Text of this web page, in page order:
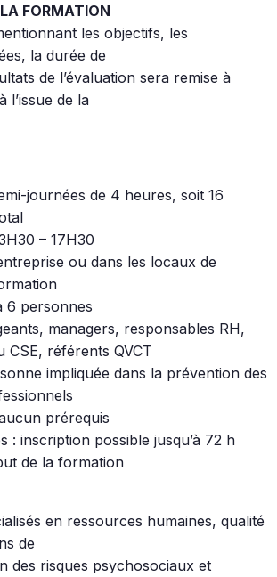
FORMATION
les objectifs, les
la durée de
de l’évaluation sera remise à
l’issue de la
journées de 4 heures, soit 16
– 17H30
ou dans les locaux de
6 personnes
managers, responsables RH,
CSE, référents QVCT
impliquée dans la prévention des
prérequis
: inscription possible jusqu’à 72 h
de la formation
en ressources humaines, qualité
de
des risques psychosociaux et